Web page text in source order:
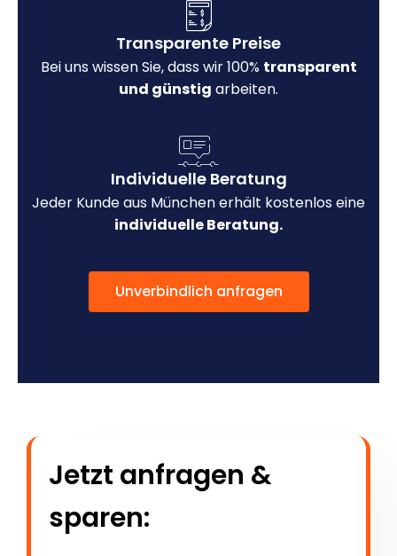
Transparente Preise
Bei uns wissen Sie, dass wir 100% transparent
und günstig arbeiten.
Individuelle Beratung
Jeder Kunde aus München erhält kostenlos eine
individuelle Beratung.
Unverbindlich anfragen
Jetzt anfragen &
sparen: